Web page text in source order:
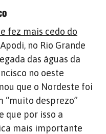
fez mais cedo do
no Rio Grande
das águas da
no oeste
que o Nordeste foi
desprezo”
que por isso a
mais importante